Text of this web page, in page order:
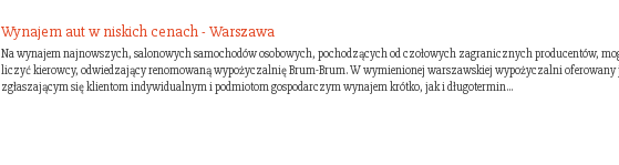
Wynajem aut w niskich cenach - Warszawa
Na wynajem najnowszych, salonowych samochodów osobowych, pochodzących od czołowych zagranicznych producentów,
liczyć kierowcy, odwiedzający renomowaną wypożyczalnię Brum-Brum. W wymienionej warszawskiej wypożyczalni oferowany
zgłaszającym się klientom indywidualnym i podmiotom gospodarczym wynajem krótko, jak i długotermin...